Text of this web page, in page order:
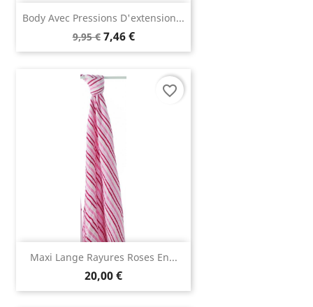
Body Avec Pressions D'extension...
9,95 € 7,46 €
Maxi Lange Rayures Roses En...
20,00 €
favorite_border